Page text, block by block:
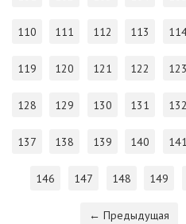
110 111 112 113
119 120 121 122 123
128 129 130 131 132
137 138 139 140 141
146 147 148 149
← Предыдущая